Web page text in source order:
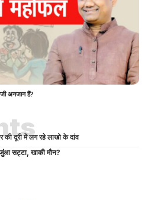
अनजान हैं?
की दूरी में लग रहे लाखो के दांव
सट्टा, खाकी मौन?